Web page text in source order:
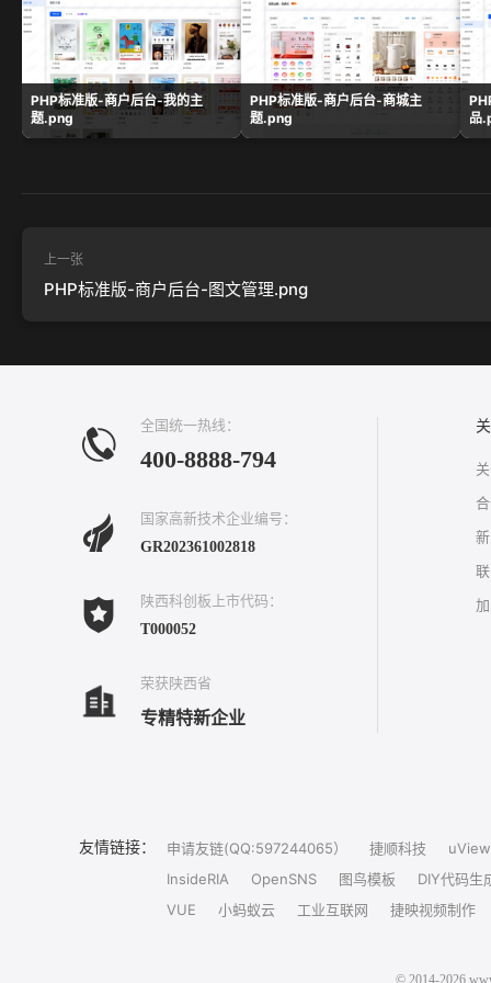
PHP标准版-商户后台-我的主
题.png
PHP标准版-商户后台-商城主
题.png
品
上一张
PHP标准版-商户后台-图文管理.png
全国统一热线：
400-8888-794
国家高新技术企业编号：
GR202361002818
陕西科创板上市代码：
T000052
荣获陕西省
专精特新企业
友情链接： 申请友链(QQ:597244065） 捷顺科技
uView
InsideRIA
OpenSNS 图鸟模板
DIY代码生
VUE
小蚂蚁云 工业互联网 捷映视频制作
© 2014-2026